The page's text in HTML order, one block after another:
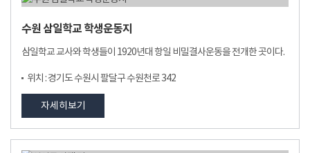
수원 삼일학교 학생운동지
삼일학교 교사와 학생들이 1920년대 항일 비밀결사운동을 전개한 곳이다.
위치 : 경기도 수원시 팔달구 수원천로 342
자세히보기